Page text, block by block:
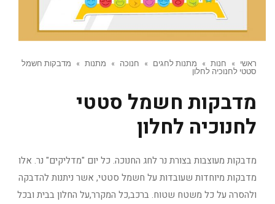
ראשי » חנות » מתנות לחגים » חנוכה » מתנות »
מדבקות חשמל
סטטי לחנוכיה לחלון
מדבקות חשמל סטטי
לחנוכיה לחלון
מדבקות מעוצבות בצורת נר לחג החנוכה. כל יום "מדליקים" נר. אלו
מדבקות מיוחדות שעובדות על חשמל סטטי, אשר ניתנות להדבקה
ולהסרה על כל משטח שטוח. ברכב,כל המקרר,על החלון בבית ובכל